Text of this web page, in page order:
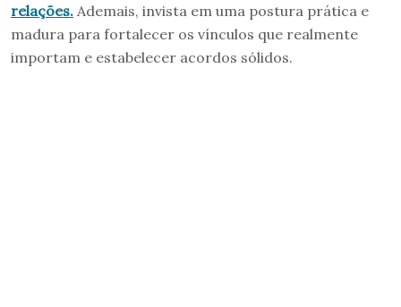
relações. Ademais, invista em uma postura prática e
madura para fortalecer os vínculos que realmente
importam e estabelecer acordos sólidos.